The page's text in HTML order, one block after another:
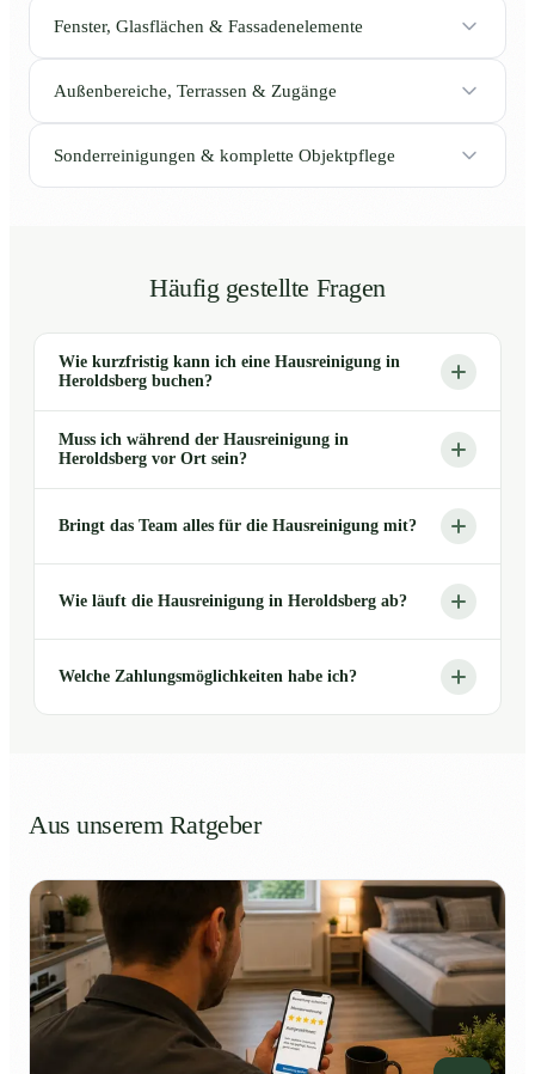
Fenster, Glasflächen & Fassadenelemente
Außenbereiche, Terrassen & Zugänge
Sonderreinigungen & komplette Objektpflege
Häufig gestellte Fragen
Wie kurzfristig kann ich eine Hausreinigung in
Heroldsberg buchen?
Muss ich während der Hausreinigung in
Heroldsberg vor Ort sein?
Bringt das Team alles für die Hausreinigung mit?
Wie läuft die Hausreinigung in Heroldsberg ab?
Welche Zahlungsmöglichkeiten habe ich?
Aus unserem Ratgeber